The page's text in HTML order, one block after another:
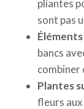
pliantes
sont pas
bancs
Plantes
fleurs